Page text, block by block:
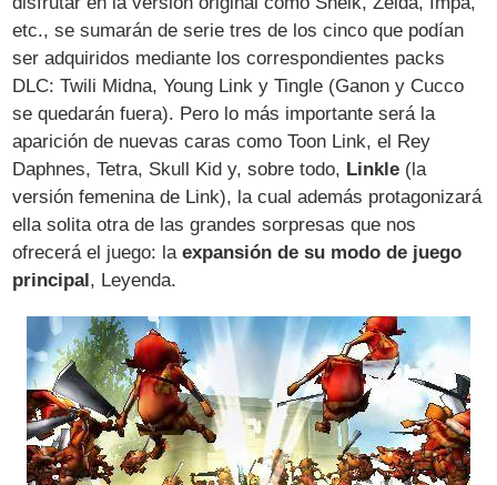
etc., se sumarán de serie tres de los cinco que podían
ser adquiridos mediante los correspondientes packs
DLC: Twili Midna, Young Link y Tingle (Ganon y Cucco
se quedarán fuera). Pero lo más importante será la
aparición de nuevas caras como Toon Link, el Rey
Daphnes, Tetra, Skull Kid y, sobre todo, Linkle (la
versión femenina de Link), la cual además protagonizará
ella solita otra de las grandes sorpresas que nos
ofrecerá el juego: laexpansión de su modo de juego
principal , Leyenda.